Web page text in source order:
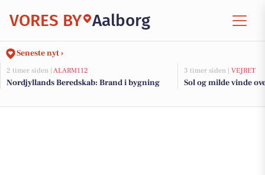
VORES BY Aalborg
Seneste nyt ›
2 timer siden | ALARM112
Nordjyllands Beredskab: Brand i bygning
3 timer siden | VEJRET
Sol og milde vinde